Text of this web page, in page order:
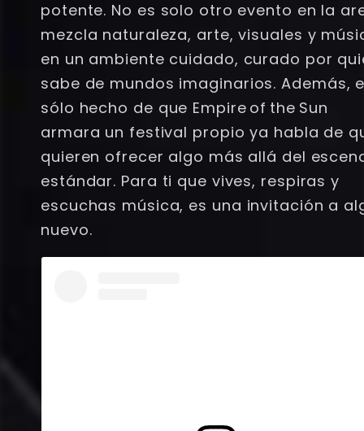
potente. No es solo otro evento en la
mezcla naturaleza, arte, visuales y
en un ambiente cuidado, curado por
sabe de mundos imaginarios. Además,
sólo hecho de que Empire of the Sun
armara un festival propio ya habla de
quieren ofrecer algo más allá del
estándar. Para ti que vives, respiras y
escuchas música, es una invitación a
nuevo.